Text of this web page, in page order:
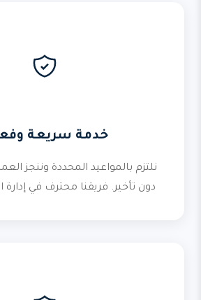
خدمة سريعة
نلتزم بالمواعيد المحددة وننجز
دون تأخير. فريقنا محترف في إدارة